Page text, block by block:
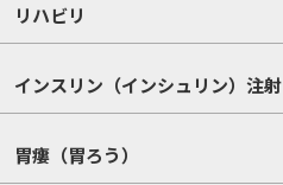
リハビリ
インスリン（インシュリン）注射
胃瘻（胃ろう）